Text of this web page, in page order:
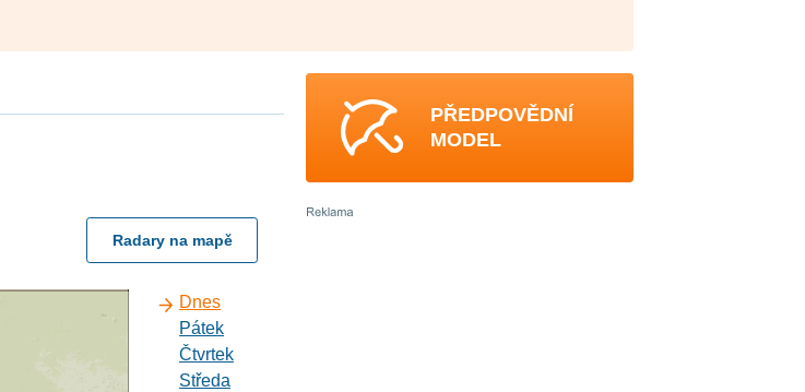
Radary na mapě
Dnes
Pátek
Čtvrtek
Středa
PŘEDPOVĚDNÍ
MODEL